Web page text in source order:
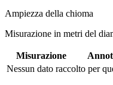
Ampiezza della chioma
Misurazione in metri del
Misurazione
Nessun dato raccolto per